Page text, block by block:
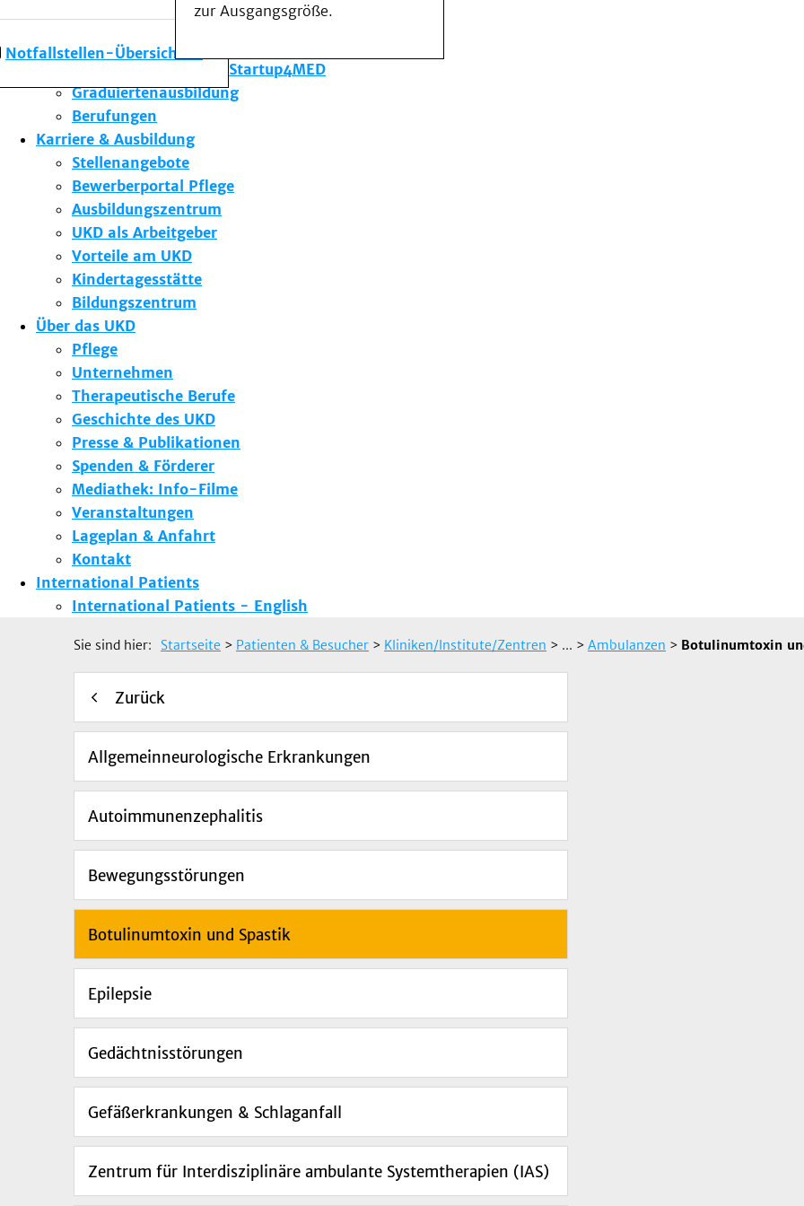
Notfallstellen-Übersicht
zur Ausgangsgröße.
Forschung am UKD
Studium & Lehre
Gründungsförderung Startup4MED
Graduiertenausbildung
Berufungen
Karriere & Ausbildung
Stellenangebote
Bewerberportal Pflege
Ausbildungszentrum
UKD als Arbeitgeber
Vorteile am UKD
Kindertagesstätte
Bildungszentrum
Über das UKD
Pflege
Unternehmen
Therapeutische Berufe
Geschichte des UKD
Presse & Publikationen
Spenden & Förderer
Mediathek: Info-Filme
Veranstaltungen
Lageplan & Anfahrt
Kontakt
International Patients
International Patients - English
Sie sind hier: Startseite > Patienten & Besucher > Kliniken/Institute/Zentren > ... > Ambulanzen > Botulinumtoxin
Zurück
Allgemeinneurologische Erkrankungen
Autoimmunenzephalitis
Bewegungsstörungen
Botulinumtoxin und Spastik
Epilepsie
Gedächtnisstörungen
Gefäßerkrankungen & Schlaganfall
Zentrum für Interdisziplinäre ambulante Systemtherapien (IAS)